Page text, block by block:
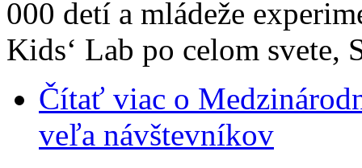
000 detí a mládeže
Kids‘ Lab po celom svete,
Čítať viac o
veľa návštevníkov